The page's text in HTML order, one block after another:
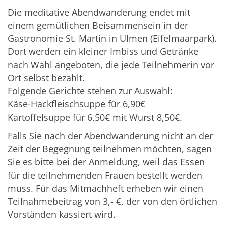
Die meditative Abendwanderung endet mit
einem gemütlichen Beisammensein in der
Gastronomie St. Martin in Ulmen (Eifelmaarpark).
Dort werden ein kleiner Imbiss und Getränke
nach Wahl angeboten, die jede Teilnehmerin vor
Ort selbst bezahlt.
Folgende Gerichte stehen zur Auswahl:
Käse-Hackfleischsuppe für 6,90€
Kartoffelsuppe für 6,50€ mit Wurst 8,50€.
Falls Sie nach der Abendwanderung nicht an der
Zeit der Begegnung teilnehmen möchten, sagen
Sie es bitte bei der Anmeldung, weil das Essen
für die teilnehmenden Frauen bestellt werden
muss. Für das Mitmachheft erheben wir einen
Teilnahmebeitrag von 3,- €, der von den örtlichen
Vorständen kassiert wird.